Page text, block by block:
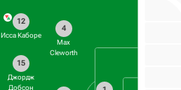
4
Max
Cleworth
12
Исса Каборе
15
Джордж
Добсон